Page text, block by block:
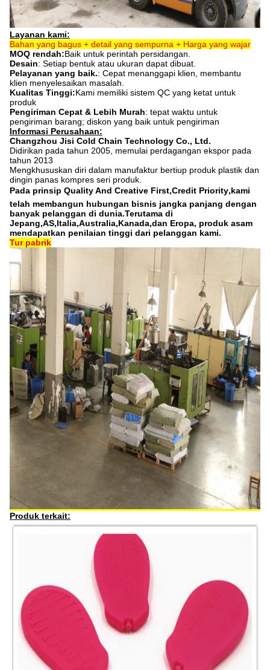
Layanan kami:
Bahan yang bagus + detail yang sempurna + Harga yang wajar
MOQ rendah:Baik untuk perintah persidangan.
Desain: Setiap bentuk atau ukuran dapat dibuat.
Pelayanan yang baik.: Cepat menanggapi klien, membantu
klien menyelesaikan masalah.
Kualitas Tinggi:Kami memiliki sistem QC yang ketat untuk
produk
Pengiriman Cepat & Lebih Murah: tepat waktu untuk
pengiriman barang; diskon yang baik untuk pengiriman
Informasi Perusahaan:
Changzhou Jisi Cold Chain Technology Co., Ltd.
Didirikan pada tahun 2005, memulai perdagangan ekspor pada
tahun 2013
Mengkhususkan diri dalam manufaktur bertiup produk plastik dan
dingin panas kompres seri produk.
Pada prinsip Quality And Creative First,Credit Priority,kami
telah membangun hubungan bisnis jangka panjang dengan
banyak pelanggan di dunia.Terutama di
Jepang,AS,Italia,Australia,Kanada,dan Eropa, produk asam
mendapatkan penilaian tinggi dari pelanggan kami.
Tur pabrik
Produk terkait: